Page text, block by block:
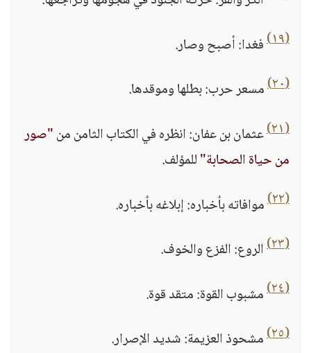
(١٩)
فغدا: أصبح وصار.
(٢٠)
مسعر حرب: بطلها وموقدها.
(٢١)
عثمان بن عفان: انظره في الكتاب الثامن من"صور
من حياة الصحابة"للمؤلف.
(٢٢)
موافاته بأخباره: إبلاغه بأخباره.
(٢٣)
الروع: الفزع والخوف.
(٢٤)
مشبوب القوة: متقد قوة.
(٢٥)
مشحوذ العزيمة: شديد الإصرار.